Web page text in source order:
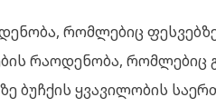
რომლებიც
რაოდენობა, რომლებიც
ბუჩქის ყვავილობის